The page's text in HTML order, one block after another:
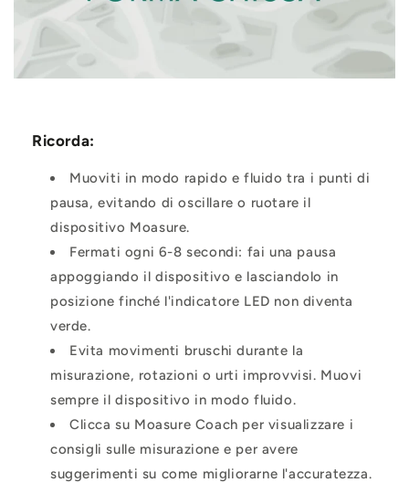
Ricorda:
Muoviti in modo rapido e fluido tra i punti di
pausa, evitando di oscillare o ruotare il
dispositivo Moasure.
Fermati ogni 6-8 secondi: fai una pausa
appoggiando il dispositivo e lasciandolo in
posizione finché l'indicatore LED non diventa
verde.
Evita movimenti bruschi durante la
misurazione, rotazioni o urti improvvisi. Muovi
sempre il dispositivo in modo fluido.
Clicca su Moasure Coach per visualizzare i
consigli sulle misurazione e per avere
suggerimenti su come migliorarne l'accuratezza.